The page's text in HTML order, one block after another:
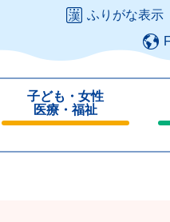
ふりがな表示
子ども・女性
医療・福祉
じ
じ